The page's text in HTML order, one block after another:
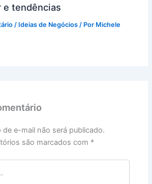
e tendências
/ Ideias de Negócios / Por Michele
de e-mail não será publicado.
são marcados com *